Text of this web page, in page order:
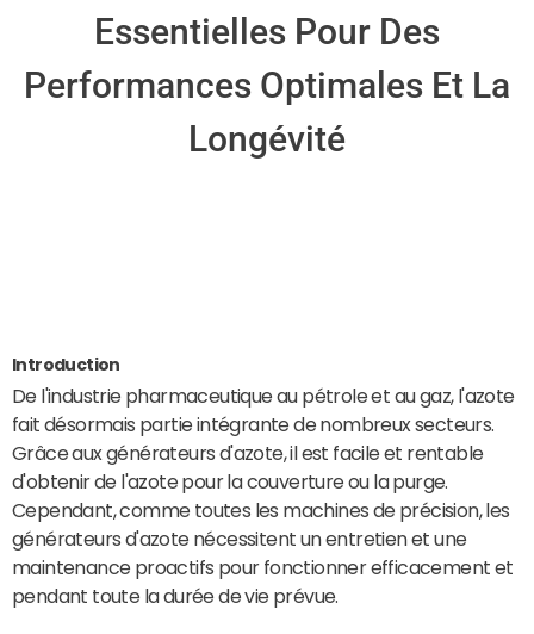
Essentielles Pour Des
Performances Optimales Et La
Longévité
Introduction
De l'industrie pharmaceutique au pétrole et au gaz, l'azote
fait désormais partie intégrante de nombreux secteurs.
Grâce aux générateurs d'azote, il est facile et rentable
d'obtenir de l'azote pour la couverture ou la purge.
Cependant, comme toutes les machines de précision, les
générateurs d'azote nécessitent un entretien et une
maintenance proactifs pour fonctionner efficacement et
pendant toute la durée de vie prévue.